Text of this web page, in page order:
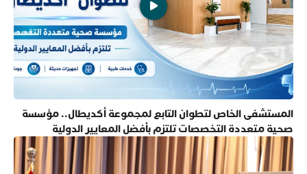
المستشفى الخاص لتطوان التابع لمجموعة أكديطال.. مؤسسة
صحية متعددة التخصصات تلتزم بأفضل المعايير الدولية